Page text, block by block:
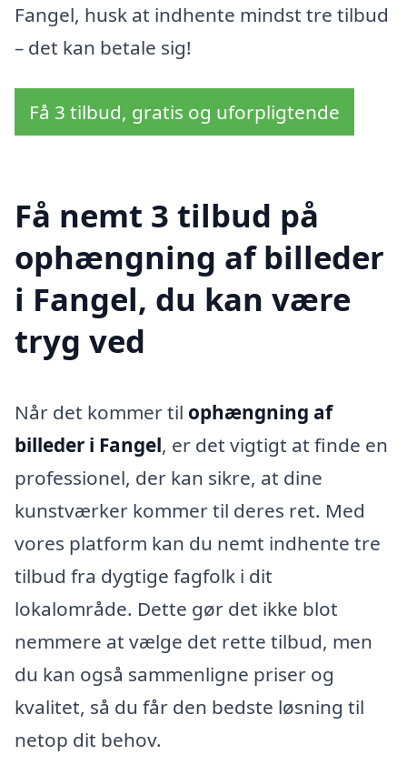
Fangel, husk at indhente mindst tre tilbud
– det kan betale sig!
Få 3 tilbud, gratis og uforpligtende
Få nemt 3 tilbud på
ophængning af billeder
i Fangel, du kan være
tryg ved
Når det kommer til ophængning af
billeder i Fangel, er det vigtigt at finde en
professionel, der kan sikre, at dine
kunstværker kommer til deres ret. Med
vores platform kan du nemt indhente tre
tilbud fra dygtige fagfolk i dit
lokalområde. Dette gør det ikke blot
nemmere at vælge det rette tilbud, men
du kan også sammenligne priser og
kvalitet, så du får den bedste løsning til
netop dit behov.